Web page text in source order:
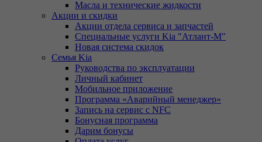
Масла и технические жидкости
Акции и скидки
Акции отдела сервиса и запчастей
Специальные услуги Kia "Атлант-М"
Новая система скидок
Семья Kia
Руководства по эксплуатации
Личный кабинет
Мобильное приложение
Программа «Аварийный менеджер»
Запись на сервис с NFC
Бонусная программа
Дарим бонусы